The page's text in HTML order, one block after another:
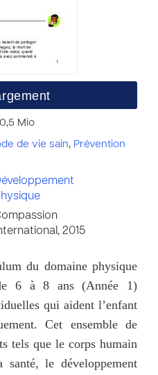
Mio
de vie sain, Prévention
2015
du domaine physique
6 à 8 ans (Année 1)
qui aident l’enfant
Cet ensemble de
tels que le corps humain
le développement